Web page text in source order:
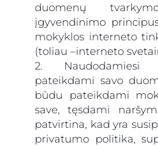
duomenų
įgyvendinimo
mokyklos interneto
(toliau –interneto
2. Naudodamiesi
pateikdami savo
būdu pateikdami
save, tęsdami
patvirtina, kad yra
privatumo politika,